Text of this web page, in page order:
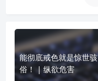
能彻底戒色就是惊世骇
俗！ | 纵欲危害